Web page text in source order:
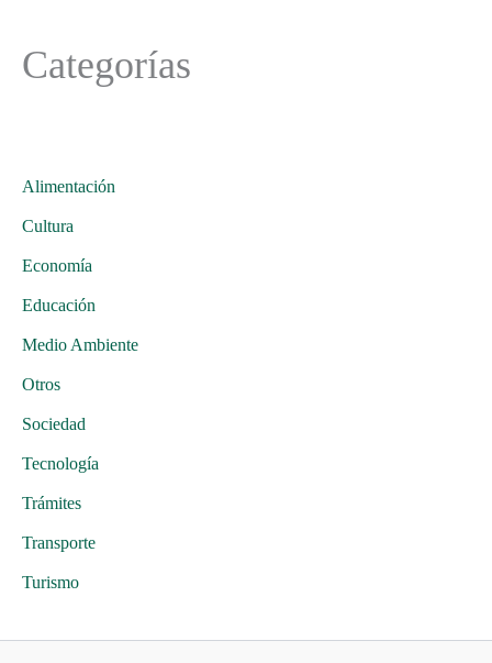
Categorías
Alimentación
Cultura
Economía
Educación
Medio Ambiente
Otros
Sociedad
Tecnología
Trámites
Transporte
Turismo